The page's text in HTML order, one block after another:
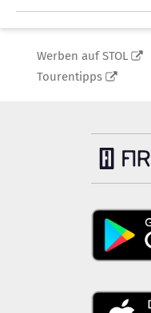
Werben auf STOL
Tourentipps